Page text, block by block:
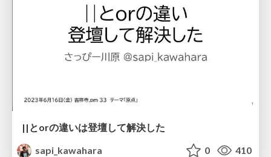
||とorの違いは登壇して解決した
sapi_kawahara
0 410